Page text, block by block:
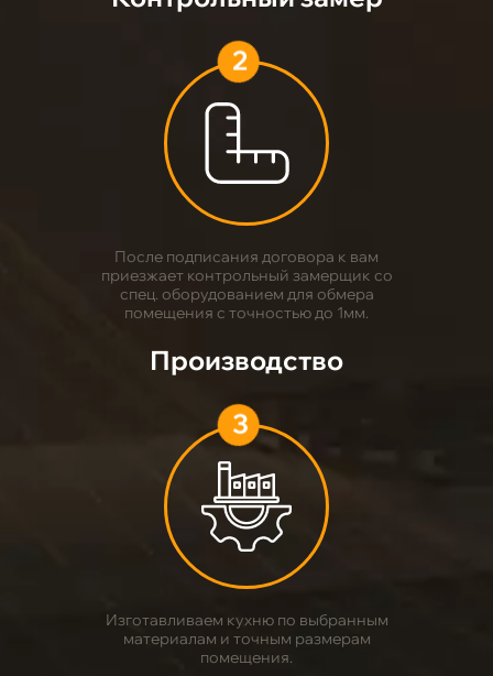
2
После подписания договора к вам
приезжает контрольный замерщик со
спец. оборудованием для обмера
помещения с точностью до 1мм.
Производство
3
Изготавливаем кухню по выбранным
материалам и точным размерам
помещения.